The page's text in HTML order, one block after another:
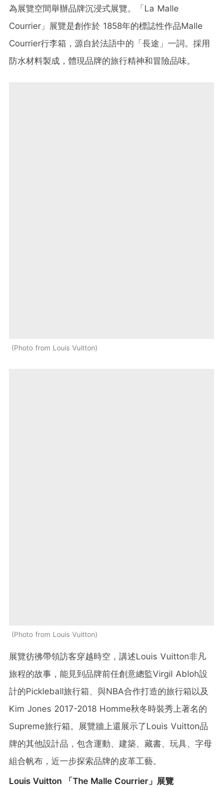
為展覽空間舉辦品牌沉浸式展覽。「La Malle
Courrier」展覽是創作於 1858年的標誌性作品Malle
Courrier行李箱，源自於法語中的「長途」一詞。採用
防水材料製成，體現品牌的旅行精神和冒險品味。
Photo from Louis Vuitton
Photo from Louis Vuitton
展覽彷彿帶領訪客穿越時空，講述Louis Vuitton非凡
旅程的故事，能見到品牌前任創意總監Virgil Abloh設
計的Pickleball旅行箱、與NBA合作打造的旅行箱以及
Kim Jones 2017-2018 Homme秋冬時裝秀上著名的
Supreme旅行箱。展覽牆上還展示了Louis Vuitton品
牌的其他設計品，包含運動、建築、藏書、玩具、字母
組合帆布，近一步探索品牌的皮革工藝。
Louis Vuitton 「The Malle Courrier」展覽